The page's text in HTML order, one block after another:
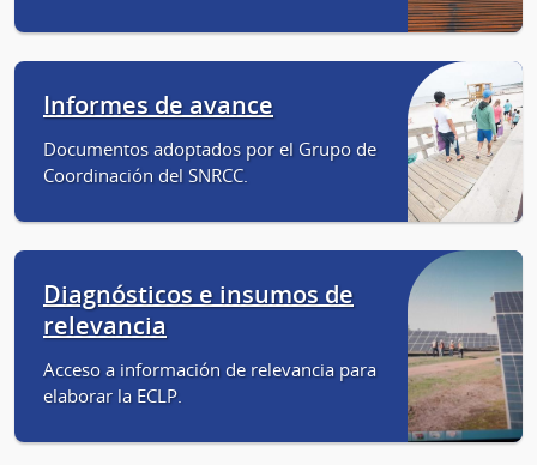
Informes de avance
Documentos adoptados por el Grupo de
Coordinación del SNRCC.
Diagnósticos e insumos de
relevancia
Acceso a información de relevancia para
elaborar la ECLP.